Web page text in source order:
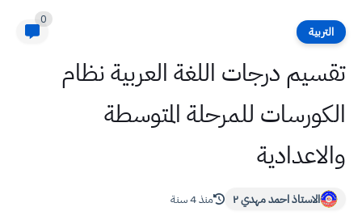
التربية
0
تقسيم درجات اللغة العربية نظام
الكورسات للمرحلة المتوسطة
والاعدادية
الاستاذ احمد مهدي ٢ منذ 4 سنة